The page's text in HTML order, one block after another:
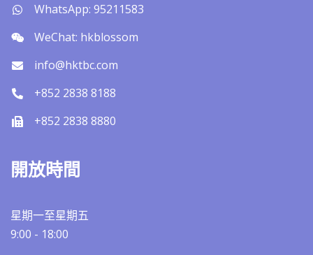
WhatsApp: 95211583
WeChat: hkblossom
info@hktbc.com
+852 2838 8188
+852 2838 8880
開放時間
星期一至星期五
9:00 - 18:00